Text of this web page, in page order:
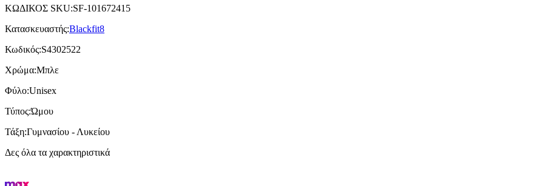
ΚΩΔΙΚΟΣ SKU:SF-101672415
Κατασκευαστής:Blackfit8
Κωδικός:S4302522
Χρώμα:Μπλε
Φύλο:Unisex
Τύπος:Ώμου
Τάξη:Γυμνασίου - Λυκείου
Δες όλα τα χαρακτηριστικά